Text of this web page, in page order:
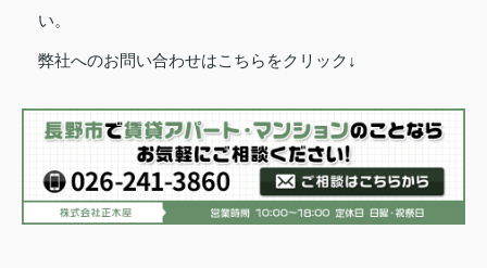
い。
弊社へのお問い合わせはこちらをクリック↓